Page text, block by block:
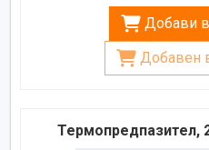
Добави
Добавен
Термопредпазител,